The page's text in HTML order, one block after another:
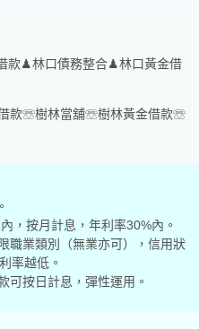
款♟林口債務整合♟林口黃金借
款☏樹林當舖☏樹林黃金借款☏
，按月計息，年利率30%內。
職業類別（無業亦可），信用狀
率越低。
可按日計息，彈性運用。